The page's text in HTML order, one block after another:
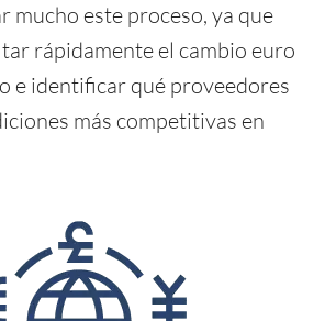
mucho este proceso, ya que
rápidamente el cambio euro
e identificar qué proveedores
más competitivas en